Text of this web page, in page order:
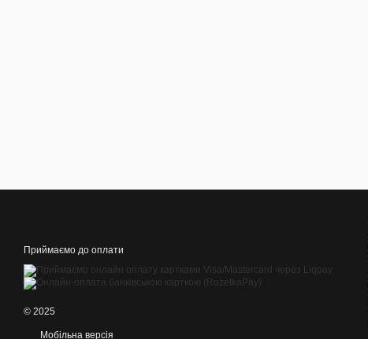
Приймаємо до оплати
© 2025
Мобільна версія